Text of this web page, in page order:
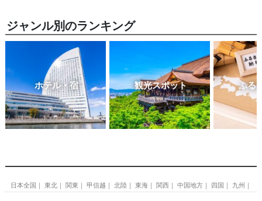
ジャンル別のランキング
ホテル・宿 観光スポット ふる
日本全国 東北 関東 甲信越 北陸 東海 関西 中国地方 四国 九州